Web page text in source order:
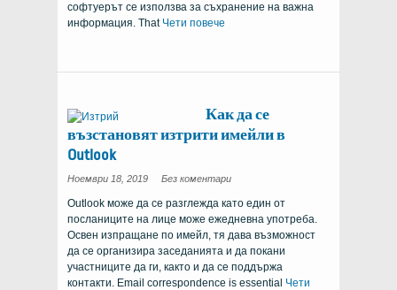
софтуерът се използва за съхранение на важна
информация. That Чети повече
Как да се
възстановят изтрити имейли в
Outlook
Ноември 18, 2019 Без коментариза
да
възстановят
изтрити
имейли
в
Outlook
Outlook може да се разглежда като един от
посланиците на лице може ежедневна употреба.
Освен изпращане по имейл, тя дава възможност
да се организира заседанията и да покани
участниците да ги, както и да се поддържа
контакти. Email correspondence is essential Чети